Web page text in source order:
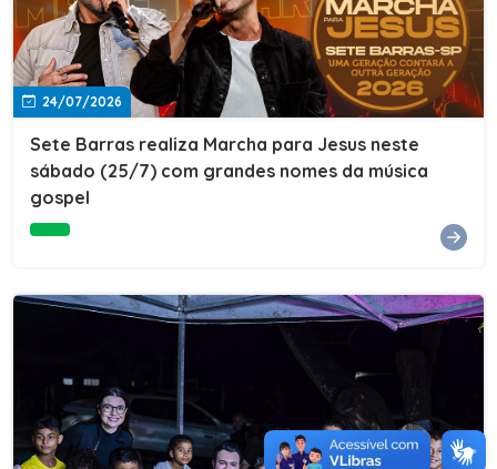
24/07/2026
Sete Barras realiza Marcha para Jesus neste
sábado (25/7) com grandes nomes da música
gospel